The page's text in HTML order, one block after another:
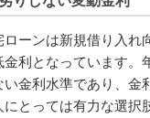
ーンは新規借り入れ
利となっています。
金利水準であり、金
とっては有力な選択